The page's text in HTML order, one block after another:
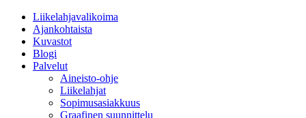
Liikelahjavalikoima
Ajankohtaista
Kuvastot
Blogi
Palvelut
Aineisto-ohje
Liikelahjat
Sopimusasiakkuus
Graafinen suunnittelu